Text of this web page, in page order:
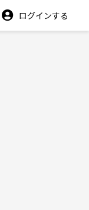
ログインする